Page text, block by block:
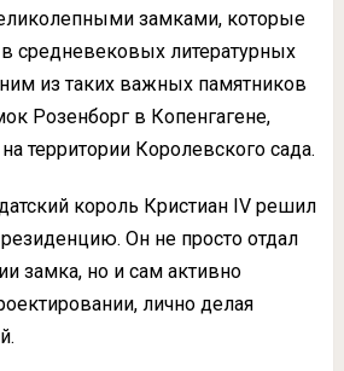
замками, которые
средневековых литературных
из таких важных памятников
Розенборг в Копенгагене,
территории Королевского сада.
король Кристиан IV решил
Он не просто отдал
замка, но и сам активно
лично делая